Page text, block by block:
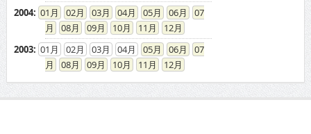
2004: 01 02 03 04 05 06
07
08
09 10 11
12
2003: 01 02 03 04 05 06
07
08
09 10 11 12